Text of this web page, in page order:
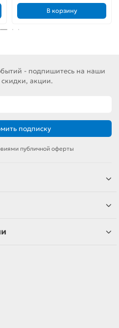
В корзину
- подпишитесь на наши
акции.
подписку
публичной оферты